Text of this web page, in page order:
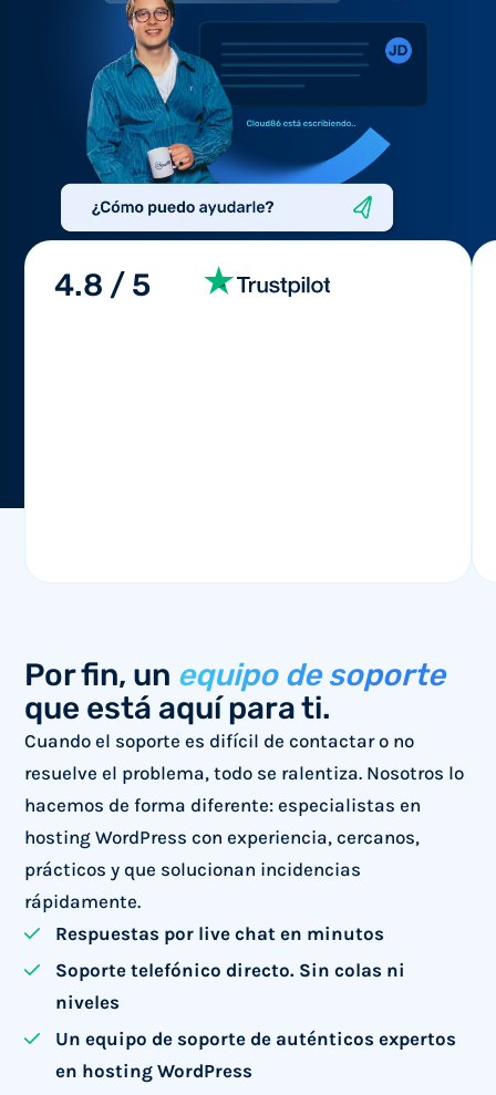
4.8 / 5
Por fin, un equipo de soporte
que está aquí para ti.
Cuando el soporte es difícil de contactar o no
resuelve el problema, todo se ralentiza. Nosotros lo
hacemos de forma diferente: especialistas en
hosting WordPress con experiencia, cercanos,
prácticos y que solucionan incidencias
rápidamente.
Respuestas por live chat en minutos
Soporte telefónico directo. Sin colas ni
niveles
Un equipo de soporte de auténticos expertos
en hosting WordPress